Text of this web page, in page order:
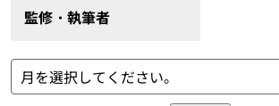
監修・執筆者